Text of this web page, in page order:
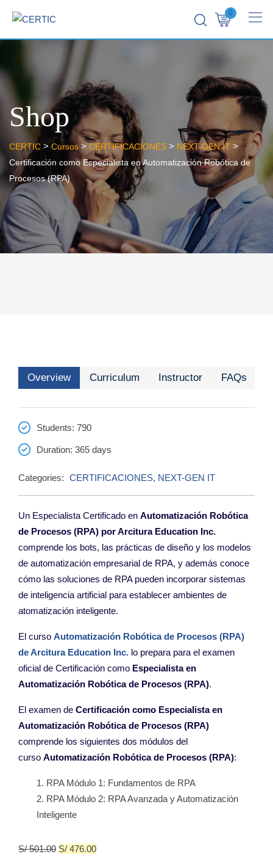
0
Shop
CERTIC > Cursos >CERTIFICACIONES > NEXT-GEN IT >
Certificación como Especialista en Automatización Robótica de
Procesos (RPA)
Overview Curriculum Instructor FAQs
Students: 790
Duration: 365 days
Categories: CERTIFICACIONES, NEXT-GEN IT
Un Especialista Certificado en Automatización Robótica
de Procesos (RPA) por Arcitura Education Inc.
comprende los bots, las prácticas de diseño y los modelos
de automatización empresarial de RPA, y además conoce
cómo las soluciones de RPA pueden incorporar sistemas
de inteligencia artificial para establecer ambientes de
atomatización inteligente.
El curso Automatización Robótica de Procesos (RPA)
de Arcitura Education Inc. lo prepara para el examen
oficial de Certificación como Especialista en
Automatización Robótica de Procesos (RPA).
El examen de Certificación como Especialista en
Automatización Robótica de Procesos (RPA)
comprende los siguientes dos módulos del
curso Automatización Robótica de Procesos (RPA):
RPA Módulo 1: Fundamentos de RPA
RPA Módulo 2: RPA Avanzada y Automatización
Inteligente
S/501.00 S/ 476.00